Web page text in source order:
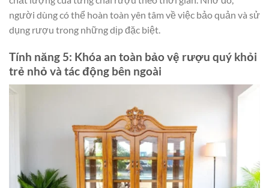
người dùng có thể hoàn toàn yên tâm về việc bảo quản và sử
dụng rượu trong những dịp đặc biệt.
Tính năng 5: Khóa an toàn bảo vệ rượu quý khỏi
trẻ nhỏ và tác động bên ngoài